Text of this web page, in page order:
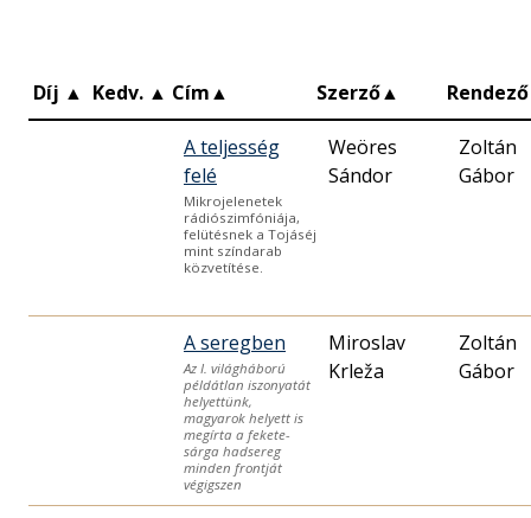
Díj ▲ Kedv. ▲ Cím▲ Szerző▲ Rendező
A teljesség
felé
Mikrojelenetek
rádiószimfóniája,
felütésnek a Tojáséj
mint színdarab
közvetítése.
Weöres
Sándor
Zoltán
Gábor
A seregben
Az I. világháború
példátlan iszonyatát
helyettünk,
magyarok helyett is
megírta a fekete-
sárga hadsereg
minden frontját
végigszen
Miroslav
Krleža
Zoltán
Gábor